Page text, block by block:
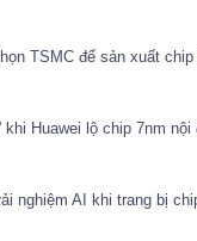
TSMC để sản xuất
Huawei lộ chip 7nm
nghiệm AI khi trang bị